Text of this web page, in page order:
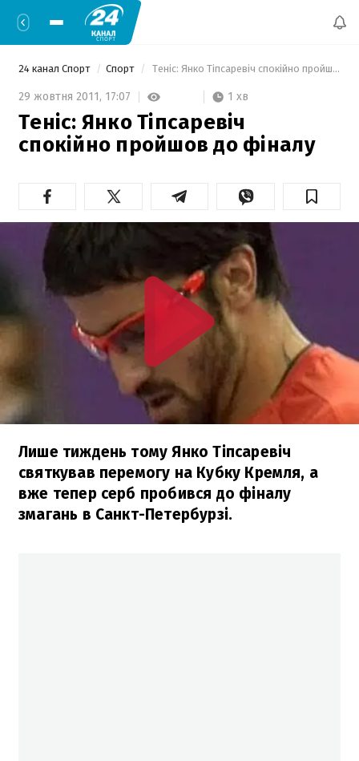
24 канал Спорт Спорт Теніс: Янко Тіпсаревіч спокійно пройшов до фіналу
29 жовтня 2011, 17:07 1 хв
Теніс: Янко Тіпсаревіч
спокійно пройшов до фіналу
Лише тиждень тому Янко Тіпсаревіч
святкував перемогу на Кубку Кремля, а
вже тепер серб пробився до фіналу
змагань в Санкт-Петербурзі.